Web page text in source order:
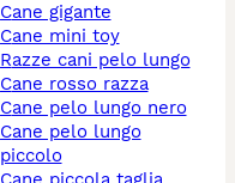
cane gigante
cane mini toy
razze cani pelo lungo
cane rosso razza
cane pelo lungo nero
cane pelo lungo
piccolo